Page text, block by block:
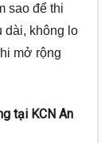
sao để thi
dài, không lo
mở rộng
tại KCN An